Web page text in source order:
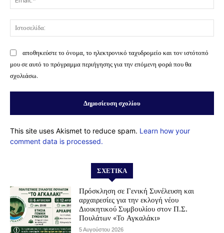
αποθηκεύστε το όνομα, το ηλεκτρονικό ταχυδρομείο και τον ιστότοπό
μου σε αυτό το πρόγραμμα περιήγησης για την επόμενη φορά που θα
σχολιάσω.
This site uses Akismet to reduce spam. Learn how your
comment data is processed.
ΣΧΕΤΙΚΆ
Πρόσκληση σε Γενική Συνέλευση και
αρχαιρεσίες για την εκλογή νέου
Διοικητικού Συμβουλίου στον Π.Σ.
Πουλάτων «Το Αγκαλάκι»
5 Αυγούστου 2026